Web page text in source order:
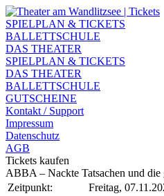
SPIELPLAN & TICKETS
BALLETTSCHULE
DAS THEATER
SPIELPLAN & TICKETS
DAS THEATER
BALLETTSCHULE
GUTSCHEINE
Kontakt / Support
Impressum
Datenschutz
AGB
Tickets kaufen
ABBA – Nackte Tatsachen und die
Zeitpunkt:
Freitag,